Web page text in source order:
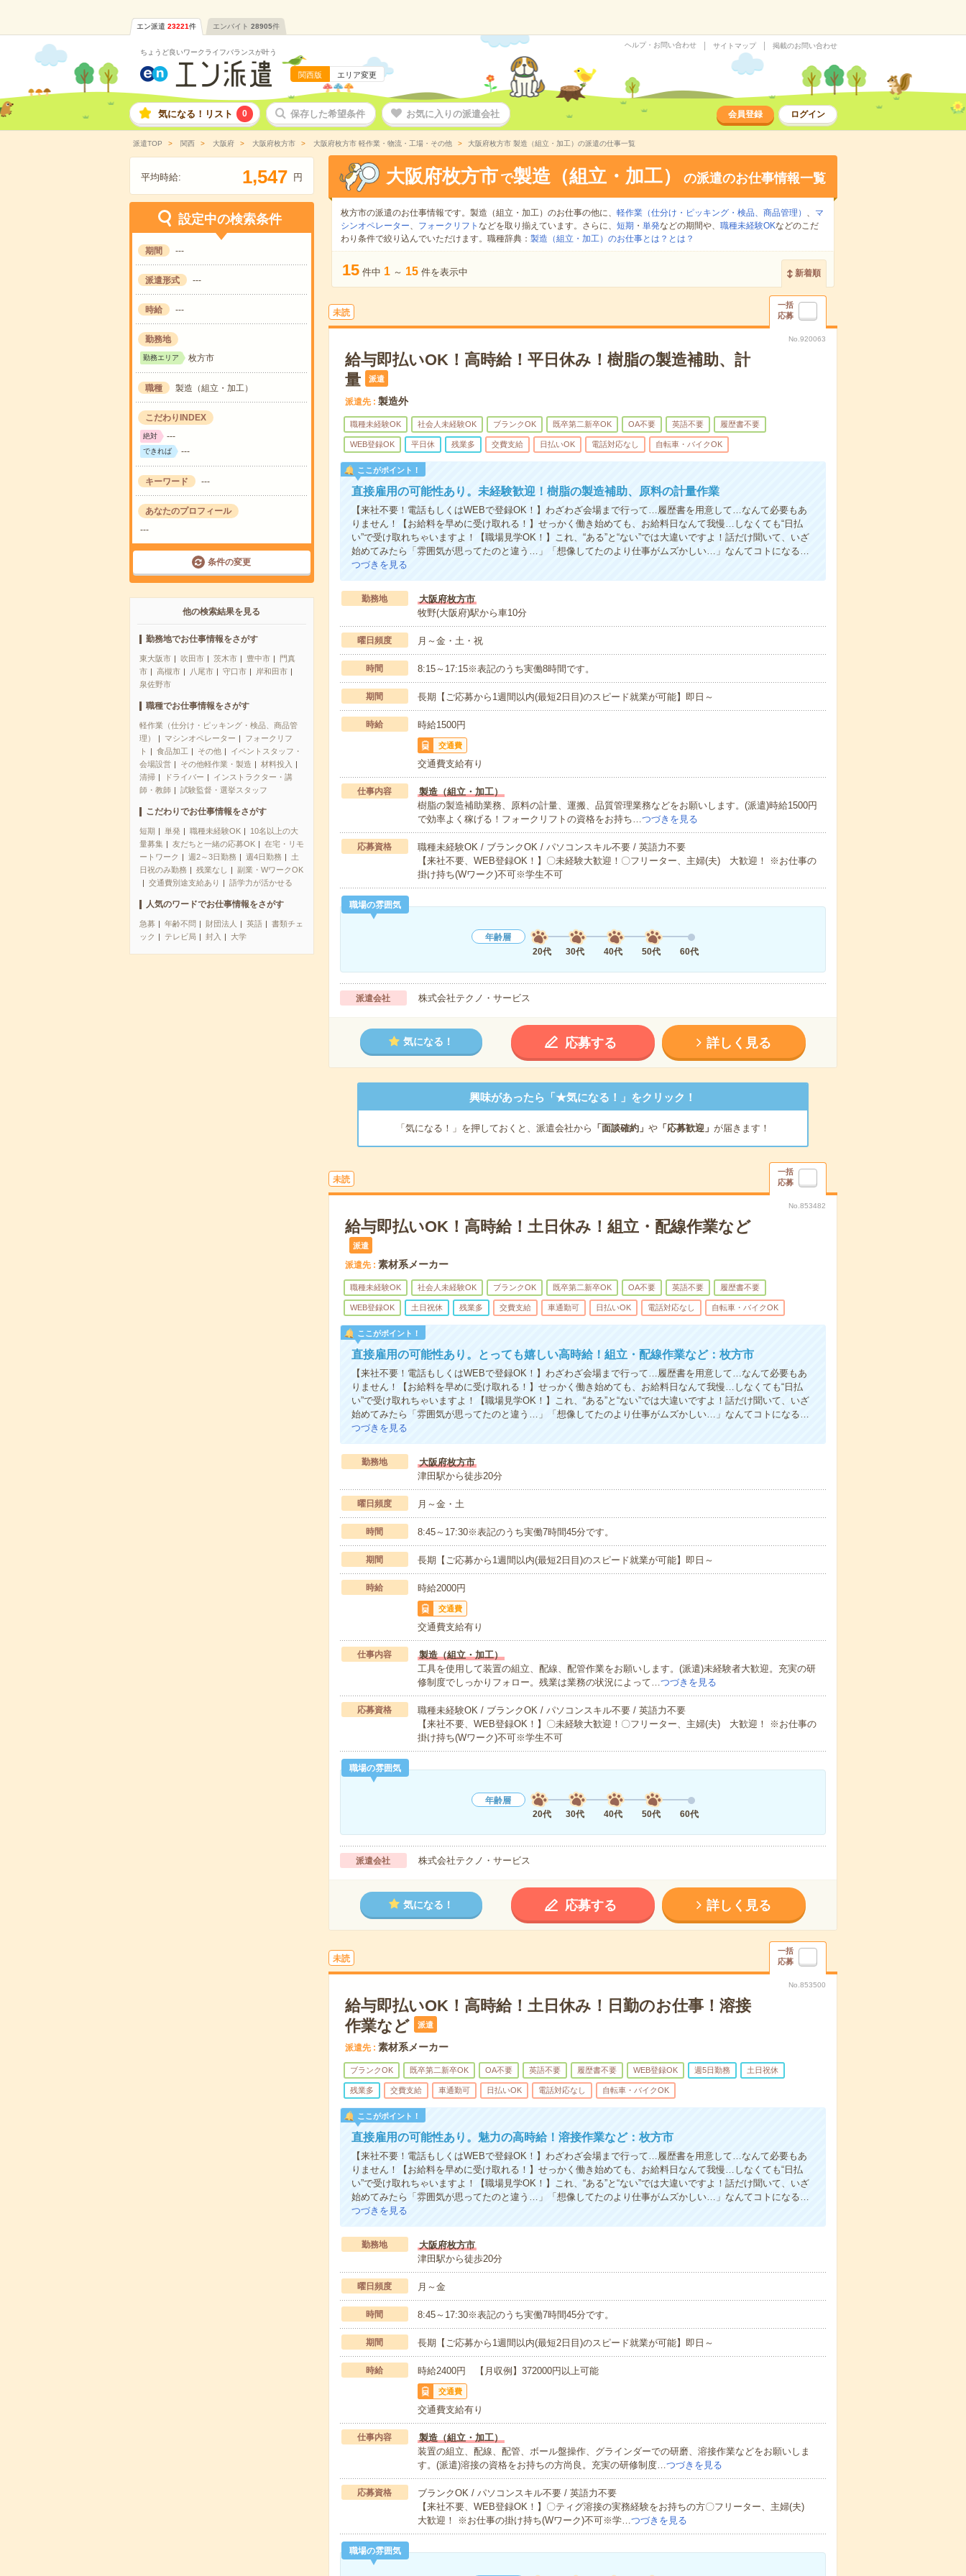
エン派遣 23221件 エンバイト 28905件
ちょうど良いワークライフバランスが叶う
関西版 エリア変更
ヘルプ・お問い合わせ サイトマップ 掲載のお問い合わせ
気になる！リスト 0 保存した希望条件 お気に入りの派遣会社 会員登録 ログイン
派遣TOP 関西 大阪府 大阪府枚方市 大阪府枚方市 軽作業・物流・工場・その他 大阪府枚方市 製造（組立・加工）の派遣の仕事一覧
平均時給: 1,547 円
設定中の検索条件
期間 ---
派遣形式 ---
時給 ---
勤務地
勤務エリア 枚方市
職種 製造（組立・加工）
こだわりINDEX
絶対 ---
できれば ---
キーワード ---
あなたのプロフィール
---
条件の変更
他の検索結果を見る
勤務地でお仕事情報をさがす
東大阪市 吹田市 茨木市 豊中市
門真
市
高槻市 八尾市 守口市
岸和田市
泉佐野市
職種でお仕事情報をさがす
軽作業（仕分け・ピッキング・検品、商品管
理）
マシンオペレーター
フォークリフ
ト
食品加工 その他
イベントスタッフ・
会場設営
その他軽作業・製造
材料投入
清掃
ドライバー
インストラクター・講
師・教師
試験監督・選挙スタッフ
こだわりでお仕事情報をさがす
短期 単発 職種未経験OK
10名以上の大
量募集
友だちと一緒の応募OK
在宅・リモ
ートワーク
週2～3日勤務 週4日勤務
土
日祝のみ勤務
残業なし
副業・WワークOK
交通費別途支給あり
語学力が活かせる
人気のワードでお仕事情報をさがす
急募 年齢不問 財団法人 英語
書類チェ
ック
テレビ局 封入 大学
大阪府枚方市 で製造（組立・加工） の派遣のお仕事情報一覧
枚方市の派遣のお仕事情報です。製造（組立・加工）のお仕事の他に、 軽作業（仕分け・ピッキング・検品、商品管理） 、
マ
シンオペレーター、 フォークリフト などを取り揃えています。さらに、 短期 ・ 単発などの期間や、 職種未経験OKなどのこだ
わり条件で絞り込んでいただけます。職種辞典： 製造（組立・加工）のお仕事とは？とは？
15 件中 1 ～ 15 件を表示中 新着順
未読
一括
応募
No.920063
給与即払いOK！高時給！平日休み！樹脂の製造補助、計
量
派遣
派遣先 製造外
職種未経験OK 社会人未経験OK ブランクOK 既卒第二新卒OK OA不要 英語不要 履歴書不要
WEB登録OK 平日休 残業多 交費支給 日払いOK 電話対応なし 自転車・バイクOK
ここがポイント！
直接雇用の可能性あり。未経験歓迎！樹脂の製造補助、原料の計量作業
【来社不要！電話もしくはWEBで登録OK！】わざわざ会場まで行って…履歴書を用意して…なんて必要もあ
りません！【お給料を早めに受け取れる！】せっかく働き始めても、お給料日なんて我慢…しなくても“日払
い”で受け取れちゃいますよ！【職場見学OK！】これ、“ある”と“ない”では大違いですよ！話だけ聞いて、いざ
始めてみたら「雰囲気が思ってたのと違う…」「想像してたのより仕事がムズかしい…」なんてコトになる…
つづきを見る
勤務地
大阪府枚方市
牧野(大阪府)駅から車10分
曜日頻度 月～金・土・祝
時間 8:15～17:15※表記のうち実働8時間です。
期間 長期【ご応募から1週間以内(最短2日目)のスピード就業が可能】即日～
時給 時給1500円
交通費
交通費支給有り
仕事内容
製造（組立・加工）
樹脂の製造補助業務、原料の計量、運搬、品質管理業務などをお願いします。(派遣)時給1500円
で効率よく稼げる！フォークリフトの資格をお持ち…つづきを見る
応募資格
職種未経験OK / ブランクOK / パソコンスキル不要 / 英語力不要
【来社不要、WEB登録OK！】〇未経験大歓迎！〇フリーター、主婦(夫) 大歓迎！ ※お仕事の
掛け持ち(Wワーク)不可※学生不可
職場の雰囲気
年齢層
20代
30代 40代 50代 60代
派遣会社 株式会社テクノ・サービス
気になる！ 応募する 詳しく見る
興味があったら「★気になる！」をクリック！
「気になる！」を押しておくと、派遣会社から 「面談確約」 や「応募歓迎」 が届きます！
未読
一括
応募
No.853482
給与即払いOK！高時給！土日休み！組立・配線作業など
派遣
派遣先 素材系メーカー
職種未経験OK 社会人未経験OK ブランクOK 既卒第二新卒OK OA不要 英語不要 履歴書不要
WEB登録OK 土日祝休 残業多 交費支給 車通勤可 日払いOK 電話対応なし 自転車・バイクOK
ここがポイント！
直接雇用の可能性あり。とっても嬉しい高時給！組立・配線作業など：枚方市
【来社不要！電話もしくはWEBで登録OK！】わざわざ会場まで行って…履歴書を用意して…なんて必要もあ
りません！【お給料を早めに受け取れる！】せっかく働き始めても、お給料日なんて我慢…しなくても“日払
い”で受け取れちゃいますよ！【職場見学OK！】これ、“ある”と“ない”では大違いですよ！話だけ聞いて、いざ
始めてみたら「雰囲気が思ってたのと違う…」「想像してたのより仕事がムズかしい…」なんてコトになる…
つづきを見る
勤務地
大阪府枚方市
津田駅から徒歩20分
曜日頻度 月～金・土
時間 8:45～17:30※表記のうち実働7時間45分です。
期間 長期【ご応募から1週間以内(最短2日目)のスピード就業が可能】即日～
時給 時給2000円
交通費
交通費支給有り
仕事内容
製造（組立・加工）
工具を使用して装置の組立、配線、配管作業をお願いします。(派遣)未経験者大歓迎。充実の研
修制度でしっかりフォロー。残業は業務の状況によって… つづきを見る
応募資格
職種未経験OK / ブランクOK / パソコンスキル不要 / 英語力不要
【来社不要、WEB登録OK！】〇未経験大歓迎！〇フリーター、主婦(夫) 大歓迎！ ※お仕事の
掛け持ち(Wワーク)不可※学生不可
職場の雰囲気
年齢層
20代
30代 40代 50代 60代
派遣会社 株式会社テクノ・サービス
気になる！ 応募する 詳しく見る
未読
一括
応募
No.853500
給与即払いOK！高時給！土日休み！日勤のお仕事！溶接
作業など
派遣
派遣先 素材系メーカー
ブランクOK 既卒第二新卒OK OA不要 英語不要 履歴書不要 WEB登録OK 週5日勤務 土日祝休
残業多 交費支給 車通勤可 日払いOK 電話対応なし 自転車・バイクOK
ここがポイント！
直接雇用の可能性あり。魅力の高時給！溶接作業など：枚方市
【来社不要！電話もしくはWEBで登録OK！】わざわざ会場まで行って…履歴書を用意して…なんて必要もあ
りません！【お給料を早めに受け取れる！】せっかく働き始めても、お給料日なんて我慢…しなくても“日払
い”で受け取れちゃいますよ！【職場見学OK！】これ、“ある”と“ない”では大違いですよ！話だけ聞いて、いざ
始めてみたら「雰囲気が思ってたのと違う…」「想像してたのより仕事がムズかしい…」なんてコトになる…
つづきを見る
勤務地
大阪府枚方市
津田駅から徒歩20分
曜日頻度 月～金
時間 8:45～17:30※表記のうち実働7時間45分です。
期間 長期【ご応募から1週間以内(最短2日目)のスピード就業が可能】即日～
時給 時給2400円 【月収例】372000円以上可能
交通費
交通費支給有り
仕事内容
製造（組立・加工）
装置の組立、配線、配管、ボール盤操作、グラインダーでの研磨、溶接作業などをお願いしま
す。(派遣)溶接の資格をお持ちの方尚良。充実の研修制度…つづきを見る
応募資格
ブランクOK / パソコンスキル不要 / 英語力不要
【来社不要、WEB登録OK！】〇ティグ溶接の実務経験をお持ちの方〇フリーター、主婦(夫)
大歓迎！ ※お仕事の掛け持ち(Wワーク)不可※学…つづきを見る
職場の雰囲気